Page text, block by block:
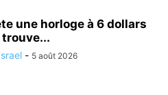
une horloge à 6 dollars
- 5 août 2026